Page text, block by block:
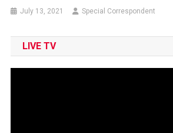
July 13, 2021 Special Correspondent
LIVE TV